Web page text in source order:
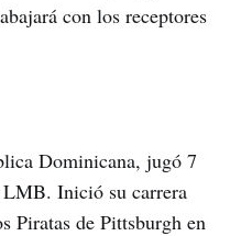
con los receptores
Dominicana, jugó 7
Inició su carrera
Piratas de Pittsburgh en